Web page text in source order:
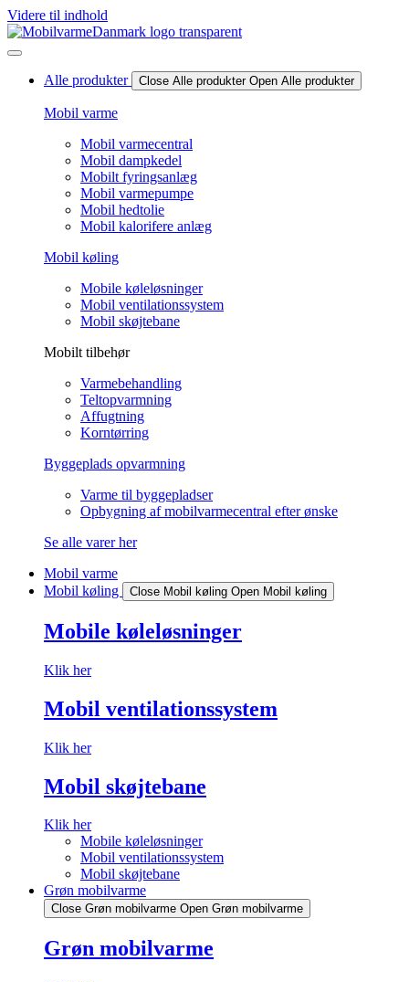
Videre til indhold
Alle produkter Close Alle produkter Open Alle produkter
Mobil varme
Mobil varmecentral
Mobil dampkedel
Mobilt fyringsanlæg
Mobil varmepumpe
Mobil hedtolie
Mobil kalorifere anlæg
Mobil køling
Mobile køleløsninger
Mobil ventilationssystem
Mobil skøjtebane
Mobilt tilbehør
Varmebehandling
Teltopvarmning
Affugtning
Korntørring
Byggeplads opvarmning
Varme til byggepladser
Opbygning af mobilvarmecentral efter ønske
Se alle varer her
Mobil varme
Mobil køling
Close Mobil køling Open Mobil køling
Mobile køleløsninger
Klik her
Mobil ventilationssystem
Klik her
Mobil skøjtebane
Klik her
Mobile køleløsninger
Mobil ventilationssystem
Mobil skøjtebane
Grøn mobilvarme
Close Grøn mobilvarme Open Grøn mobilvarme
Grøn mobilvarme